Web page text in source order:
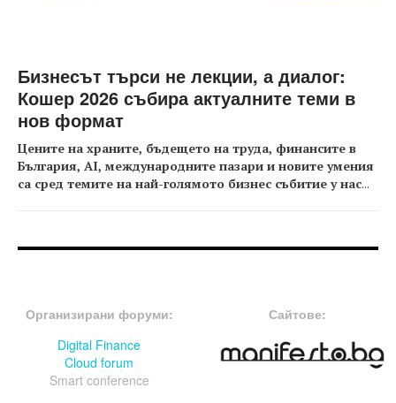
Бизнесът търси не лекции, а диалог:
Кошер 2026 събира актуалните теми в
нов формат
Цените на храните, бъдещето на труда, финансите в
България, AI, международните пазари и новите умения
са сред темите на най-голямото бизнес събитие у нас...
Организирани форуми:
Digital Finance
Cloud forum
Smart conference
Сайтове: